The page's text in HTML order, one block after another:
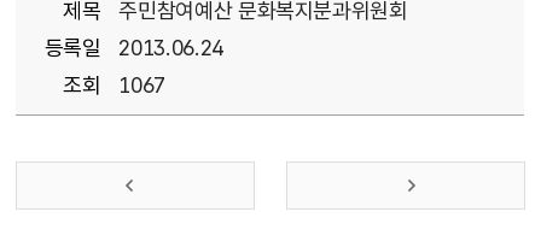
제목
주민참여예산 문화복지분과위원회
등록일
2013.06.24
조회
1067